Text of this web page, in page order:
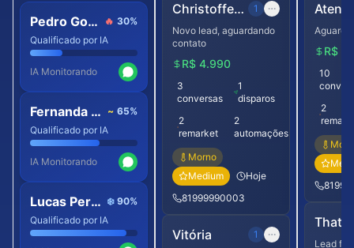
Pedro Gomes 🔥 30%
Qualificado por IA
IA Monitorando
Fernanda Alves ~ 65%
Qualificado por IA
IA Monitorando
Lucas Pereira ❄️ 90%
Qualificado por IA
Christoffer Rheitmann
1
Novo lead, aguardando
contato
R$ 4.990
3
conversas
1
disparos
2
remarket
2
automações
Morno
Medium
Hoje
81999990003
Vitória
1
R$
10
2
Thaty
Lead